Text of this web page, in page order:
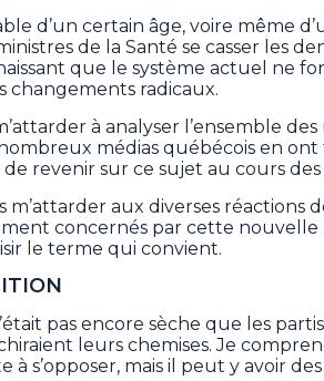
d’un certain âge, voire même
de la Santé se casser les
que le système actuel ne
changements radicaux.
à analyser l’ensemble
médias québécois en
revenir sur ce sujet au cours des
m’attarder aux diverses réactions
concernés par cette nouvelle
le terme qui convient.
pas encore sèche que les
leurs chemises. Je
à s’opposer, mais il peut y avoir